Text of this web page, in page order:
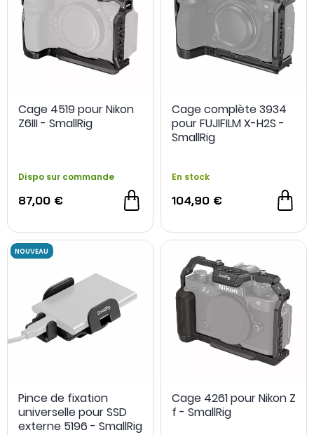
Cage 4519 pour Nikon
Z6III - SmallRig
Dispo sur commande
87,00 €
Cage complète 3934
pour FUJIFILM X-H2S -
SmallRig
En stock
104,90 €
Pince de fixation
universelle pour SSD
externe 5196 - SmallRig
Cage 4261 pour Nikon Z
f - SmallRig